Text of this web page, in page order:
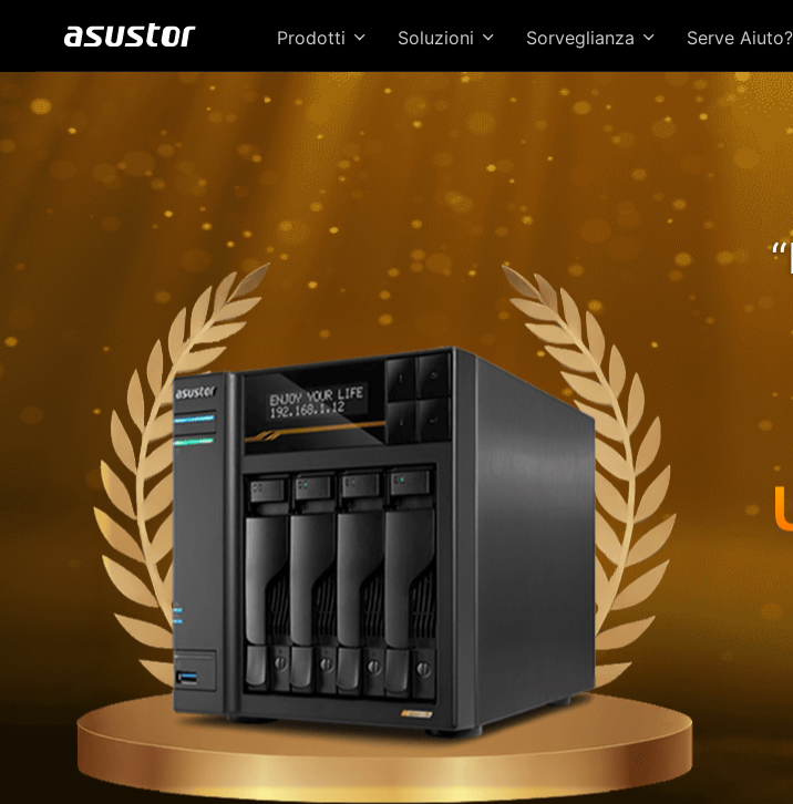
Prodotti Soluzioni Sorveglianza Serve Aiuto?
Il Lockerstor 24R
prestazioni in
PQC
Difendersi dagli